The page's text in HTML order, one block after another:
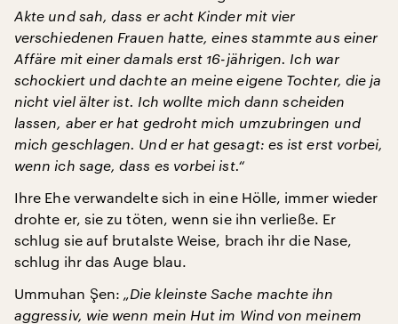
Akte und sah, dass er acht Kinder mit vier
verschiedenen Frauen hatte, eines stammte aus einer
Affäre mit einer damals erst 16-jährigen. Ich war
schockiert und dachte an meine eigene Tochter, die ja
nicht viel älter ist. Ich wollte mich dann scheiden
lassen, aber er hat gedroht mich umzubringen und
mich geschlagen. Und er hat gesagt: es ist erst vorbei,
wenn ich sage, dass es vorbei ist.“
Ihre Ehe verwandelte sich in eine Hölle, immer wieder
drohte er, sie zu töten, wenn sie ihn verließe. Er
schlug sie auf brutalste Weise, brach ihr die Nase,
schlug ihr das Auge blau.
Ummuhan Şen: „Die kleinste Sache machte ihn
aggressiv, wie wenn mein Hut im Wind von meinem